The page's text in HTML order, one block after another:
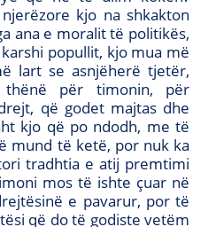
kjo na shkakton
ana e moralit të politikës,
popullit, kjo mua më
lart se asnjëherë tjetër,
për timonin, për
që godet majtas dhe
kjo që po ndodh, me të
mund të ketë, por nuk ka
tradhtia e atij premtimi
mos të ishte çuar në
e pavarur, por të
që do të godiste vetëm